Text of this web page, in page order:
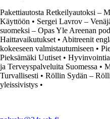
Pakettiautosta Retkeilyautoksi –
Käyttöön • Sergei Lavrov –
suomeksi – Opas Yle Areenan
Haittavaikutukset • Abitreenit
kokeeseen valmistautumiseen •
Pieksämäki Uutiset •
ja Terveyspalveluita Suomessa •
Turvallisesti • Röllin Sydän –
yleissivistys •